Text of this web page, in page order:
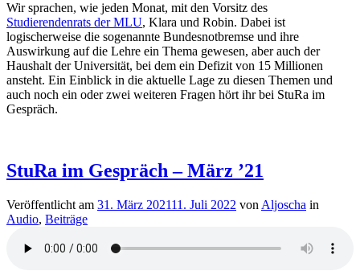
Wir sprachen, wie jeden Monat, mit den Vorsitz des
Studierendenrats der MLU, Klara und Robin. Dabei ist
logischerweise die sogenannte Bundesnotbremse und ihre
Auswirkung auf die Lehre ein Thema gewesen, aber auch der
Haushalt der Universität, bei dem ein Defizit von 15 Millionen
ansteht. Ein Einblick in die aktuelle Lage zu diesen Themen und
auch noch ein oder zwei weiteren Fragen hört ihr bei StuRa im
Gespräch.
StuRa im Gespräch – März ’21
Veröffentlicht am 31. März 202111. Juli 2022 von Aljoscha in
Audio, Beiträge